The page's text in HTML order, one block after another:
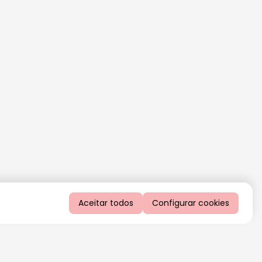
Aceitar todos Configurar cookies